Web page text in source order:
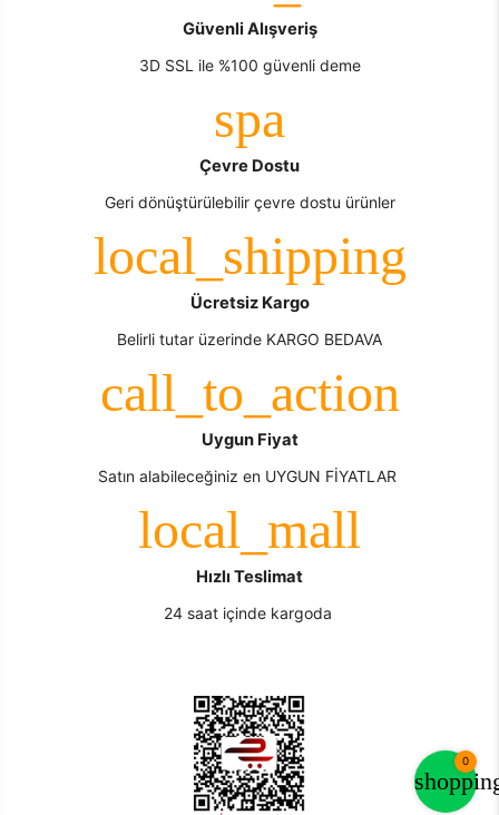
0
Güvenli Alışveriş
3D SSL ile %100 güvenli deme
Çevre Dostu
Geri dönüştürülebilir çevre dostu ürünler
Ücretsiz Kargo
Belirli tutar üzerinde KARGO BEDAVA
Uygun Fiyat
Satın alabileceğiniz en UYGUN FİYATLAR
Hızlı Teslimat
24 saat içinde kargoda